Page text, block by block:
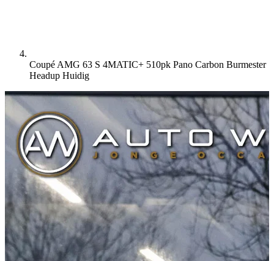
Coupé AMG 63 S 4MATIC+ 510pk Pano Carbon Burmester
Headup Huidig